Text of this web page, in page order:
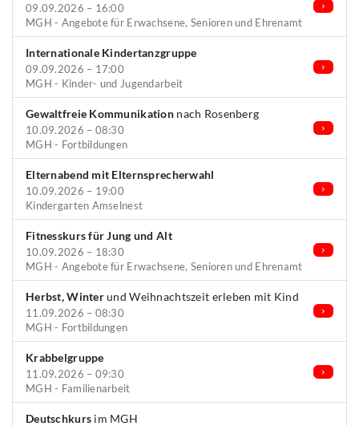
09.09.2026 – 16:00
MGH - Angebote für Erwachsene, Senioren und Ehrenamt
Internationale Kindertanzgruppe
09.09.2026 – 17:00
MGH - Kinder- und Jugendarbeit
Gewaltfreie Kommunikation nach Rosenberg
10.09.2026 – 08:30
MGH - Fortbildungen
Elternabend mit Elternsprecherwahl
10.09.2026 – 19:00
Kindergarten Amselnest
Fitnesskurs für Jung und Alt
10.09.2026 – 18:30
MGH - Angebote für Erwachsene, Senioren und Ehrenamt
Herbst, Winterund Weihnachtszeit erleben mit Kind
11.09.2026 – 08:30
MGH - Fortbildungen
Krabbelgruppe
11.09.2026 – 09:30
MGH - Familienarbeit
Deutschkurs im MGH